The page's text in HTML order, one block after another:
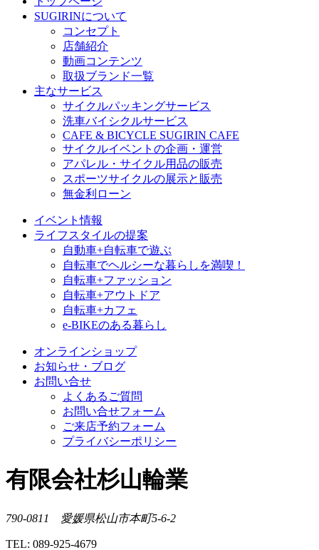
SUGIRINについて
コンセプト
店舗紹介
動画コンテンツ
取扱ブランド一覧
主なサービス
サイクルパッキングサービス
洗車バイシクルサービス
CAFE & BICYCLE SUGIRIN CAFE
サイクルイベントの企画・運営
アパレル・サイクル用品の販売
スポーツサイクルの展示と販売
無金利ローン
イベント情報
ライフスタイルの提案
自動車+自転車で遊ぶ
自転車でヘルシーな暮らしを満喫！
自転車+ファッション
自転車+アウトドア
自転車+カフェ
e-BIKEのある暮らし
オンラインショップ
お知らせ・ブログ
お問い合せ
よくあるご質問
お問い合せフォーム
ご来店予約フォーム
プライバシーポリシー
有限会社杉山輪業
790-0811 愛媛県松山市本町5-6-2
TEL: 089-925-4679